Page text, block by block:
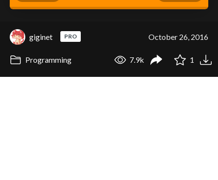
giginet PRO October 26, 2016
Programming 7.9k 1